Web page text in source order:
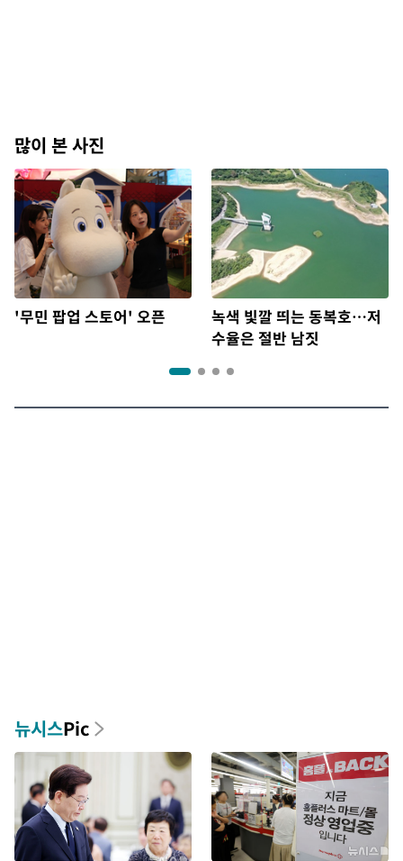
많이 본 사진
'무민 팝업 스토어' 오픈
녹색 빛깔 띄는 동복호…저
수율은 절반 남짓
뉴시스Pic